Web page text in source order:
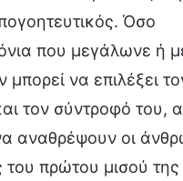
Όσο
που μεγάλωνε ή
να επιλέξει
τον σύντροφό του,
αναθρέψουν οι
του πρώτου μισού